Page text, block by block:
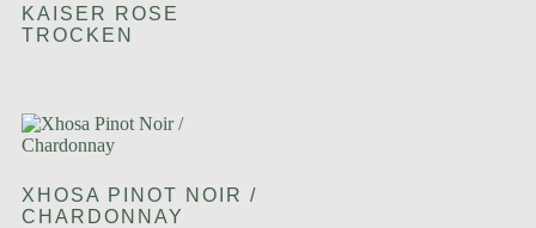
KAISER ROSE
TROCKEN
XHOSA PINOT NOIR /
CHARDONNAY